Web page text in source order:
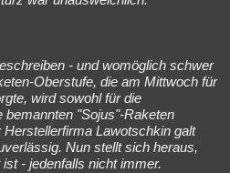
- und womöglich schwer
Oberstufe, die am Mittwoch für
wird sowohl für die
bemannten "Sojus"-Raketen
Lawotschkin galt
Nun stellt sich heraus,
- jedenfalls nicht immer.